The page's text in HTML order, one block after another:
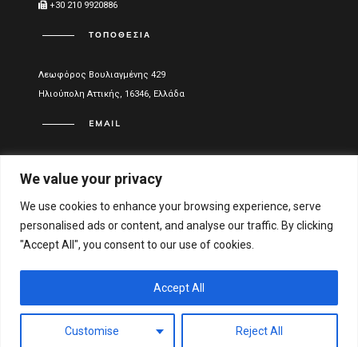
We value your privacy
We use cookies to enhance your browsing experience, serve
personalised ads or content, and analyse our traffic. By clicking
"Accept All", you consent to our use of cookies.
Customise Reject All
Accept All
+30 210 9920886
ΤΟΠΟΘΕΣΊΑ
Λεωφόρος Βουλιαγμένης 429
Ηλιούπολη Αττικής, 16346, Ελλάδα
EMAIL
Όροι Χρήσης
Αριθμός Γενικού Εμπορικού Μητρώου Ελλάδος:
122051001000